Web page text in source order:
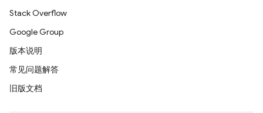
Stack Overflow
Google Group
版本说明
常见问题解答
旧版文档